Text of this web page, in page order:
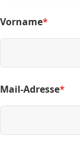
Vorname*
(required)
Mail-Adresse*
(required)